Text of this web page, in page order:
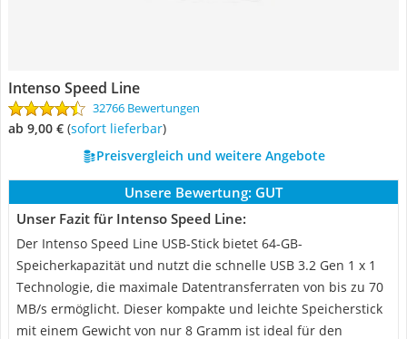
Intenso Speed Line
32766 Bewertungen
ab 9,00 € ( Sofort lieferbar)
Preisvergleich und weitere Angebote
Unsere Bewertung: GUT
Unser Fazit für Intenso Speed Line:
Der Intenso Speed Line USB-Stick bietet 64-GB-
Speicherkapazität und nutzt die schnelle USB 3.2 Gen 1 x 1
Technologie, die maximale Datentransferraten von bis zu 70
MB/s ermöglicht. Dieser kompakte und leichte Speicherstick
mit einem Gewicht von nur 8 Gramm ist ideal für den